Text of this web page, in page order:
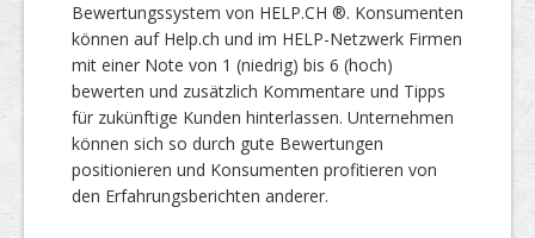
Bewertungssystem von HELP.CH ®. Konsumenten
können auf Help.ch und im HELP-Netzwerk Firmen
mit einer Note von 1 (niedrig) bis 6 (hoch)
bewerten und zusätzlich Kommentare und Tipps
für zukünftige Kunden hinterlassen. Unternehmen
können sich so durch gute Bewertungen
positionieren und Konsumenten profitieren von
den Erfahrungsberichten anderer.